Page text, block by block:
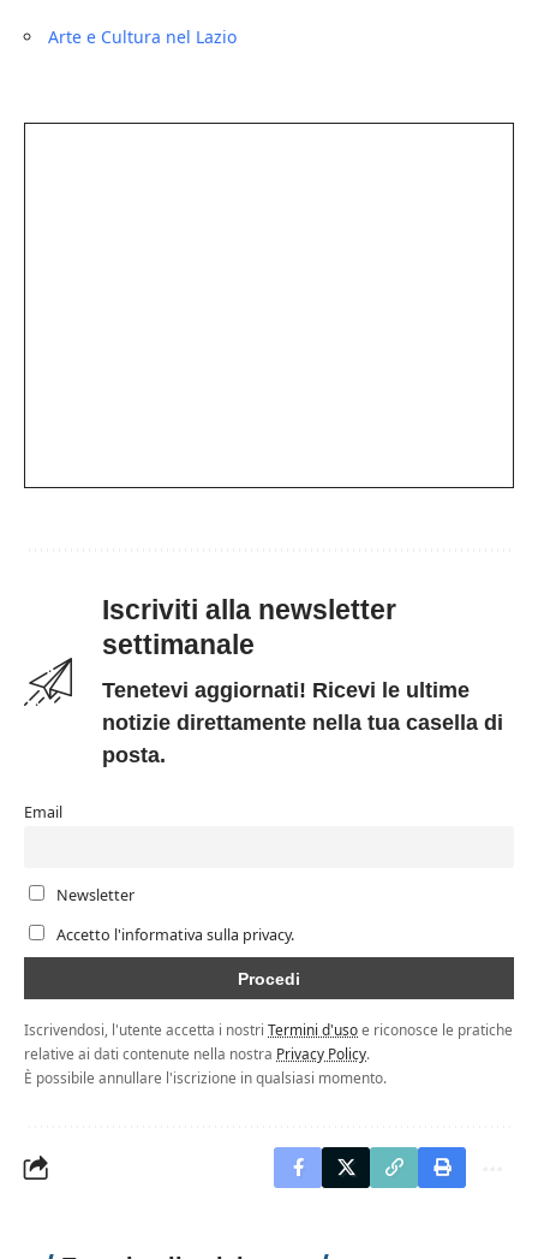
Arte e Cultura nel Lazio
Iscriviti alla newsletter
settimanale
Tenetevi aggiornati! Ricevi le ultime
notizie direttamente nella tua casella di
posta.
Email
Newsletter
Accetto l'informativa sulla privacy.
Iscrivendosi, l'utente accetta i nostri Termini d'usoe riconosce le pratiche
relative ai dati contenute nella nostra Privacy Policy.
È possibile annullare l'iscrizione in qualsiasi momento.